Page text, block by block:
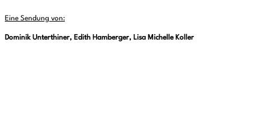
Eine Sendung von:
Dominik Unterthiner, Edith Hamberger, Lisa Michelle Koller